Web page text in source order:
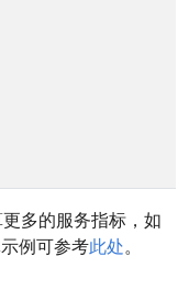
多的服务指标，如
例可参考此处。